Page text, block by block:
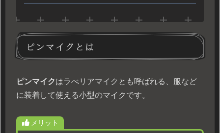
ピンマイクとは
ピンマイクはラべリアマイクとも呼ばれる、服など
に装着して使える小型のマイクです。
メリット